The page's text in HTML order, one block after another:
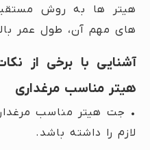
هیتر ها به روش
های مهم آن، طول عمر
آشنایی با برخی از
هیتر مناسب مرغداری
• جت هیتر مناسب
لازم را داشته باشد.